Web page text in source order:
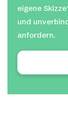
eigene
und
anfordern.